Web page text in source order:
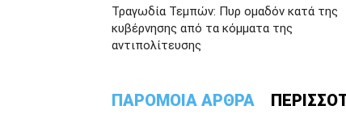
Τραγωδία Τεμπών: Πυρ ομαδόν κατά της
κυβέρνησης από τα κόμματα της
αντιπολίτευσης
ΠΑΡΟΜΟΙΑ ΑΡΘΡΑ